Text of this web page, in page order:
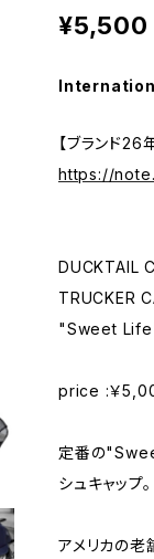
¥5,500
【ブランド
https://
DUCKTAIL
TRUCKER
"Sweet
price :￥
定番の
シュキャップ。
アメリカの老